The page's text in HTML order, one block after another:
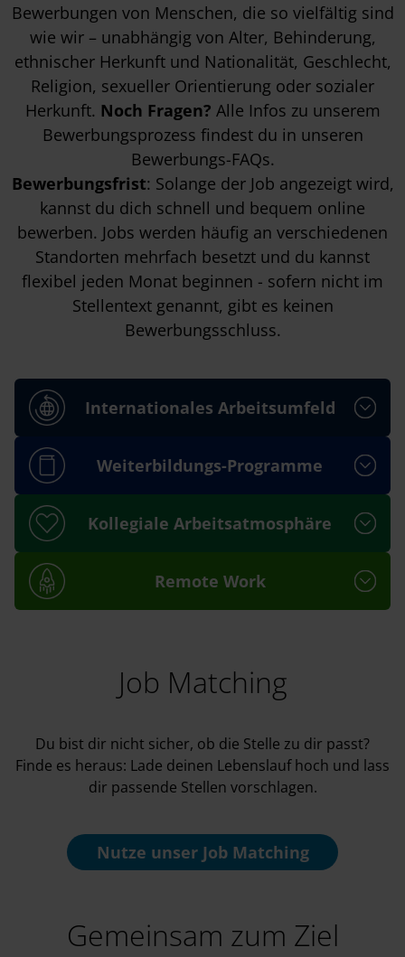
Bewerbungen von Menschen, die so vielfältig sind
wie wir – unabhängig von Alter, Behinderung,
ethnischer Herkunft und Nationalität, Geschlecht,
Religion, sexueller Orientierung oder sozialer
Herkunft. Noch Fragen? Alle Infos zu unserem
Bewerbungsprozess findest du in unseren
Bewerbungs-FAQs.
Bewerbungsfrist: Solange der Job angezeigt wird,
kannst du dich schnell und bequem online
bewerben. Jobs werden häufig an verschiedenen
Standorten mehrfach besetzt und du kannst
flexibel jeden Monat beginnen - sofern nicht im
Stellentext genannt, gibt es keinen
Bewerbungsschluss.
Internationales Arbeitsumfeld
Weiterbildungs-Programme
Kollegiale Arbeitsatmosphäre
Remote Work
Job Matching
Du bist dir nicht sicher, ob die Stelle zu dir passt?
Finde es heraus: Lade deinen Lebenslauf hoch und lass
dir passende Stellen vorschlagen.
Nutze unserJob Matching
Gemeinsam zum Ziel